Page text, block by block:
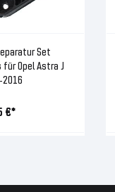
Set
Opel Astra J
€*